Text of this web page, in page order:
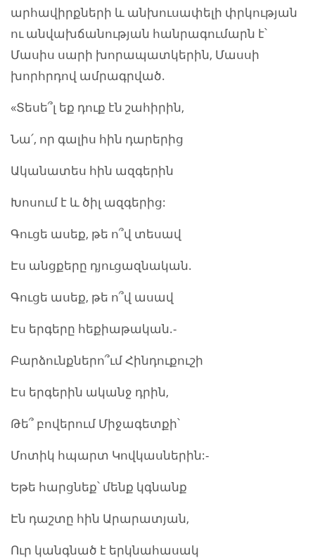
արհավիրքների և անխուսափելի փրկության
ու անվախճանության հանրագումարն է՝
Մասիս սարի խորապատկերին, Մասսի
խորհրդով ամրագրված.
«Տեսե՞լ եք դուք էն շահիրին,
Նա՛, որ գալիս հին դարերից
Ականատես հին ազգերին
Խոսում է և ծիլ ազգերից:
Գուցե ասեք, թե ո՞վ տեսավ
Էս անցքերը դյուցազնական.
Գուցե ասեք, թե ո՞վ ասավ
Էս երգերը հեքիաթական.-
Բարձունքներո՞ւմ Հինդուքուշի
Էս երգերին ականջ դրին,
Թե՞ բովերում Միջագետքի՝
Մոտիկ հպարտ Կովկասներին:-
Եթե հարցնեք՝ մենք կգնանք
Էն դաշտը հին Արարատյան,
Ուր կանգնած է երկնահասակ